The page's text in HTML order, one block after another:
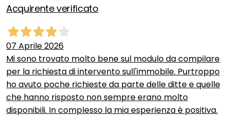
Acquirente verificato
07 Aprile 2026
Mi sono trovato molto bene sul modulo da compilare
per la richiesta di intervento sull'immobile. Purtroppo
ho avuto poche richieste da parte delle ditte e quelle
che hanno risposto non sempre erano molto
disponibili. In complesso la mia esperienza è positiva.